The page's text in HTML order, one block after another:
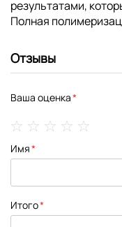
результатами,
Полная
Отзывы
Ваша оценка
star
stars
stars
stars
stars
Имя
Итого